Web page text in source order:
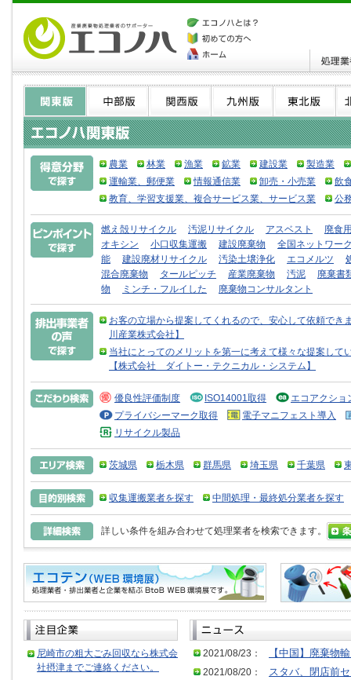
農業 林業 漁業 鉱業 建設業
製造業
運輸業、郵便業
情報通信業 卸売・小売業
飲
教育、学習支援業、複合サービス業、サービス業
公
燃え殻リサイクル 汚泥リサイクル アスベスト
廃食
オキシン
小口収集運搬 建設廃棄物
全国ネットワー
能
建設廃材リサイクル 汚染土壌浄化 エコメルツ
混合廃棄物
タールピッチ 産業廃棄物 汚泥
廃棄書
物
ミンチ・フルイした 廃棄物コンサルタント
お客の立場から提案してくれるので、安心して依頼で
川産業株式会社】
当社にとってのメリットを第一に考えて様々な提案し
【株式会社 ダイトー・テクニカル・システム】
優良性評価制度 ISO14001取得
エコアクショ
プライバシーマーク取得
電子マニフェスト導入
リサイクル製品
茨城県 栃木県 群馬県 埼玉県 千葉県
収集運搬業者を探す 中間処理・最終処分業者を探す
詳しい条件を組み合わせて処理業者を検索できます。
尼崎市の粗大ごみ回収なら株式会
社摂津までご連絡ください。
2021/08/23：
【中国】廃棄物
2021/08/20：
スタバ、閉店前